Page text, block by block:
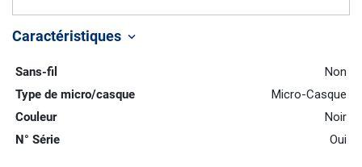
Caractéristiques keyboard_arrow_down
Sans-fil
Non
Type de micro/casque
Micro-Casque
Couleur
Noir
N° Série
Oui